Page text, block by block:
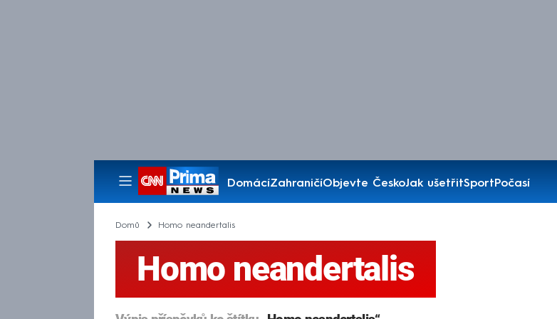
DomácíZahraničíObjevte ČeskoJak ušetřitSportPočasí
Pořady
Domů Homo neandertalis
Homo neandertalis